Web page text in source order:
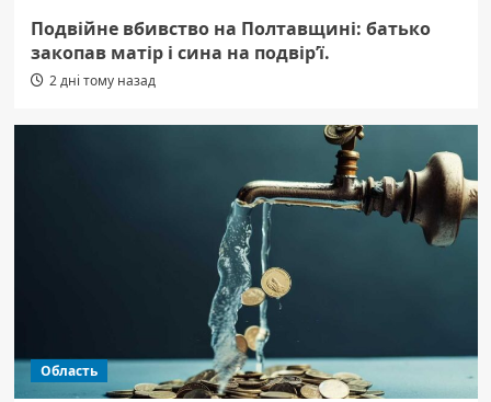
Подвійне вбивство на Полтавщині: батько
закопав матір і сина на подвір’ї.
2 дні тому назад
Область